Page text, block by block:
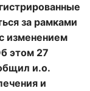
за рамками
изменением
этом 27
и.о.
и